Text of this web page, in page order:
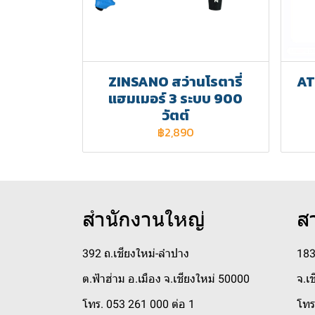
ZINSANO สว่านโรตารี่
แฮมเมอร์ 3 ระบบ 900
วัตต์
฿2,890
สำนักงานใหญ่
392 ถ.เชียงใหม่-ลำปาง
ต.ฟ้าฮ่าม อ.เมือง จ.เชียงใหม่ 50000
โทร. 053 261 000 ต่อ 1
ส
จ.เ
โท